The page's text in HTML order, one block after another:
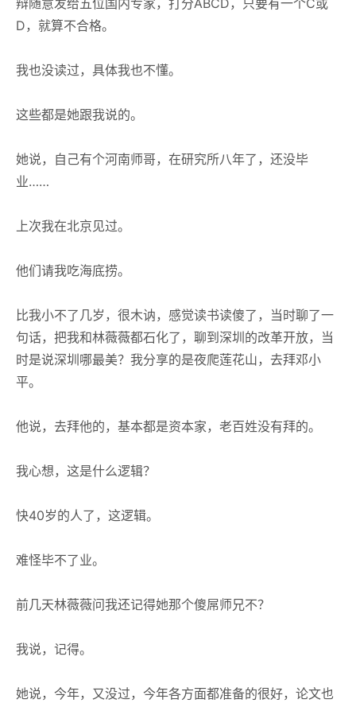
辩随意发给五位国内专家，打分ABCD，只要有一个C或
D，就算不合格。
我也没读过，具体我也不懂。
这些都是她跟我说的。
她说，自己有个河南师哥，在研究所八年了，还没毕
业……
上次我在北京见过。
他们请我吃海底捞。
比我小不了几岁，很木讷，感觉读书读傻了，当时聊了一
句话，把我和林薇薇都石化了，聊到深圳的改革开放，当
时是说深圳哪最美？我分享的是夜爬莲花山，去拜邓小
平。
他说，去拜他的，基本都是资本家，老百姓没有拜的。
我心想，这是什么逻辑？
快40岁的人了，这逻辑。
难怪毕不了业。
前几天林薇薇问我还记得她那个傻屌师兄不？
我说，记得。
她说，今年，又没过，今年各方面都准备的很好，论文也